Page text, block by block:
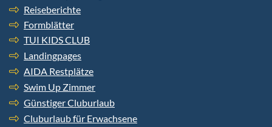
Reiseberichte
Formblätter
TUI KIDS CLUB
Landingpages
AIDA Restplätze
Swim Up Zimmer
Günstiger Cluburlaub
Cluburlaub für Erwachsene